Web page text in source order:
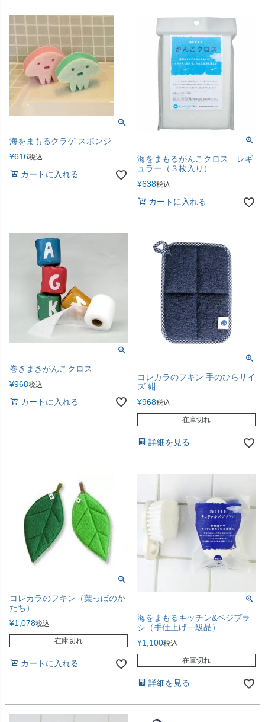
海をまもるクラゲ スポンジ
¥616税込
カートに入れる
海をまもるがんこクロス レギ
ュラー（３枚入り）
¥638税込
カートに入れる
巻きまきがんこクロス
¥968税込
カートに入れる
コレカラのフキン 手のひらサイ
ズ 紺
¥968税込
在庫切れ
詳細を見る
コレカラのフキン（葉っぱのか
たち）
¥1,078税込
在庫切れ
カートに入れる
海をまもるキッチン&ベジブラ
シ（手仕上げ一級品）
¥1,100税込
在庫切れ
詳細を見る